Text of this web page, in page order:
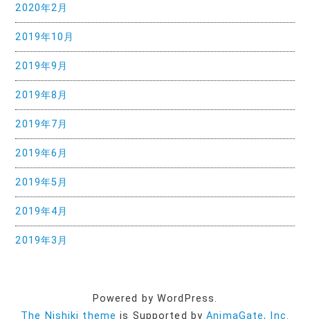
2020年2月
2019年10月
2019年9月
2019年8月
2019年7月
2019年6月
2019年5月
2019年4月
2019年3月
Powered by WordPress.
The Nishiki theme is Supported byAnimaGate, Inc.